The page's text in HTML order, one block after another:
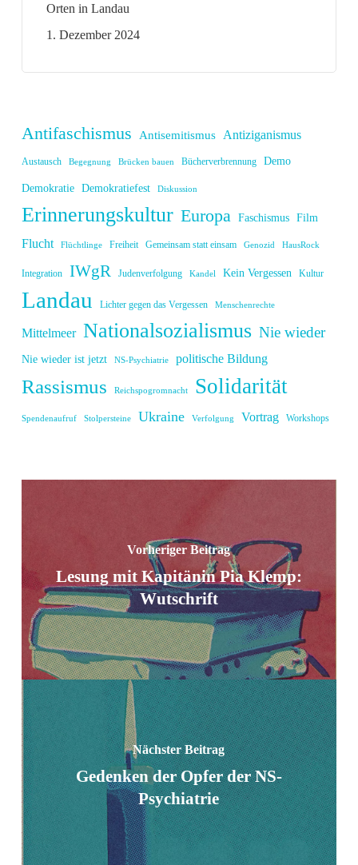
Orten in Landau
1. Dezember 2024
Antifaschismus Antisemitismus Antiziganismus
Austausch Begegnung Brücken bauen Bücherverbrennung Demo
Demokratie Demokratiefest Diskussion
Erinnerungskultur Europa Faschismus Film
Flucht Flüchtlinge Freiheit Gemeinsam statt einsam Genozid HausRock
Integration IWgR Judenverfolgung Kandel Kein Vergessen Kultur
Landau Lichter gegen das Vergessen Menschenrechte
Mittelmeer Nationalsozialismus Nie wieder
Nie wieder ist jetzt NS-Psychiatrie politische Bildung
Rassismus Reichspogromnacht Solidarität
Spendenaufruf Stolpersteine Ukraine Verfolgung Vortrag Workshops
Vorheriger Beitrag
Lesung mit Kapitänin Pia Klemp:
Wutschrift
Nächster Beitrag
Gedenken der Opfer der NS-
Psychiatrie